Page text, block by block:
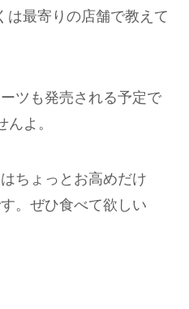
は最寄りの店舗で教えて
ツも発売される予定で
よ。
ちょっとお高めだけ
。ぜひ食べて欲しい